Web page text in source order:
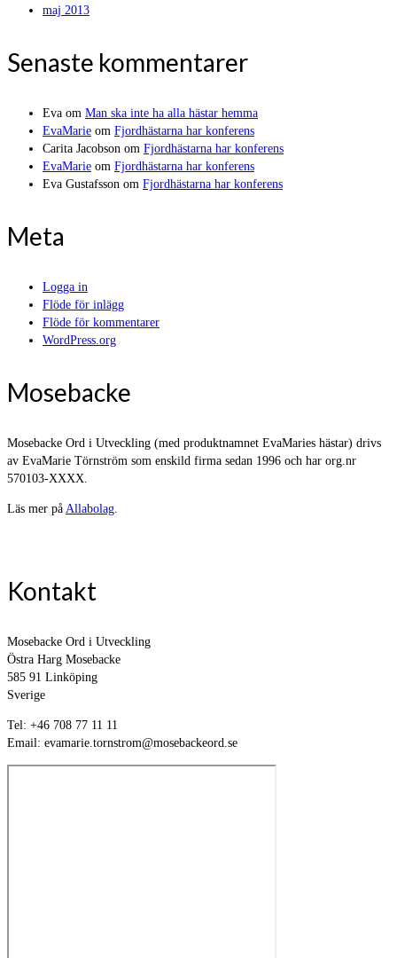
maj 2013
Senaste kommentarer
Eva om Man ska inte ha alla hästar hemma
EvaMarie om Fjordhästarna har konferens
Carita Jacobson om Fjordhästarna har konferens
EvaMarie om Fjordhästarna har konferens
Eva Gustafsson om Fjordhästarna har konferens
Meta
Logga in
Flöde för inlägg
Flöde för kommentarer
WordPress.org
Mosebacke
Mosebacke Ord i Utveckling (med produktnamnet EvaMaries hästar) drivs
av EvaMarie Törnström som enskild firma sedan 1996 och har org.nr
570103-XXXX.
Läs mer på Allabolag.
Kontakt
Mosebacke Ord i Utveckling
Östra Harg Mosebacke
585 91 Linköping
Sverige
Tel: +46 708 77 11 11
Email: evamarie.tornstrom@mosebackeord.se